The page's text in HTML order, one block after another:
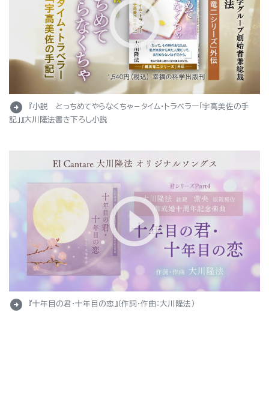
arrow_circle_right
『小説 とっちめてやらなくちゃ－タイム・トラベラー「宇高美佐の手
記」』大川隆法書き下ろし小説
arrow_circle_right 『十年目の君・十年目の恋』（作詞・作曲：大川隆法）